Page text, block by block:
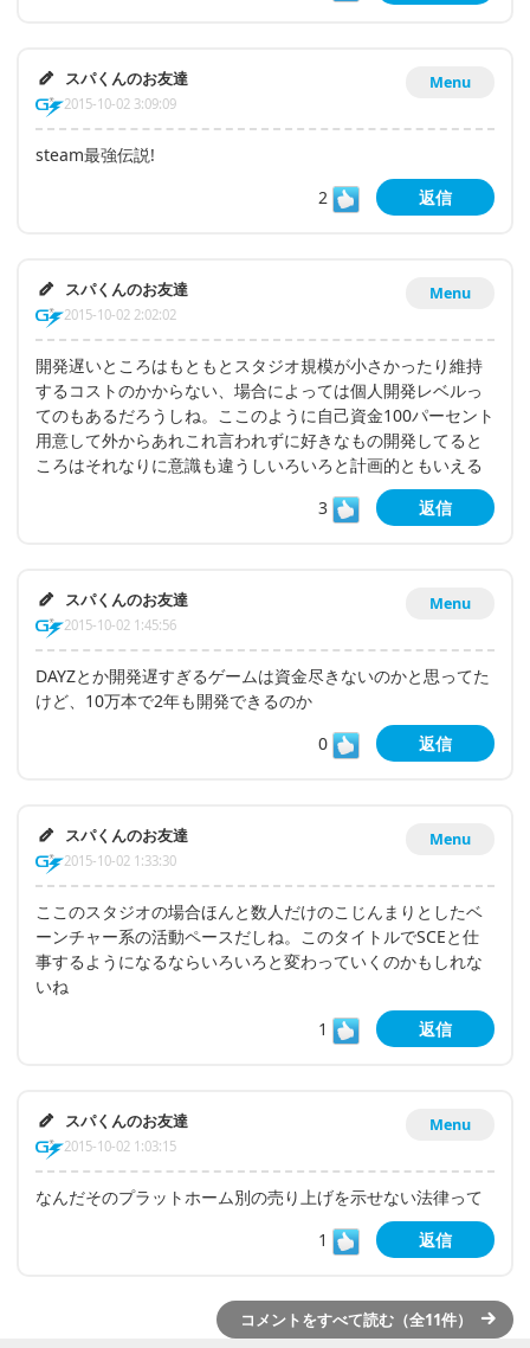
Menu
スパくんのお友達
2015-10-02 3:09:09
steam最強伝説!
2
返信
Menu
スパくんのお友達
2015-10-02 2:02:02
開発遅いところはもともとスタジオ規模が小さかったり維持
するコストのかからない、場合によっては個人開発レベルっ
てのもあるだろうしね。ここのように自己資金100パーセント
用意して外からあれこれ言われずに好きなもの開発してると
ころはそれなりに意識も違うしいろいろと計画的ともいえる
3
返信
Menu
スパくんのお友達
2015-10-02 1:45:56
DAYZとか開発遅すぎるゲームは資金尽きないのかと思ってた
けど、10万本で2年も開発できるのか
0
返信
Menu
スパくんのお友達
2015-10-02 1:33:30
ここのスタジオの場合ほんと数人だけのこじんまりとしたベ
ーンチャー系の活動ペースだしね。このタイトルでSCEと仕
事するようになるならいろいろと変わっていくのかもしれな
いね
1
返信
Menu
スパくんのお友達
2015-10-02 1:03:15
なんだそのプラットホーム別の売り上げを示せない法律って
1
返信
コメントをすべて読む（全11件）